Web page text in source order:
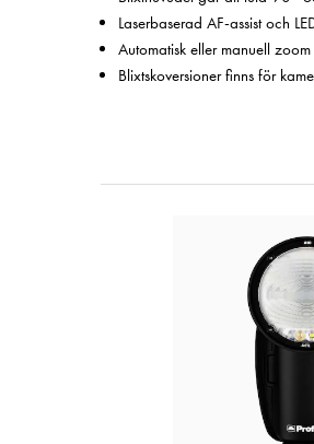
Laserbaserad AF-assist och
Automatisk eller manuell
Blixtskoversioner finns för